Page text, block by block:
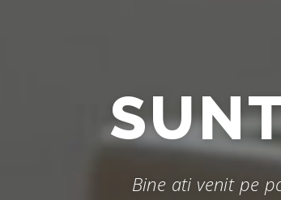
Bine ati venit pe